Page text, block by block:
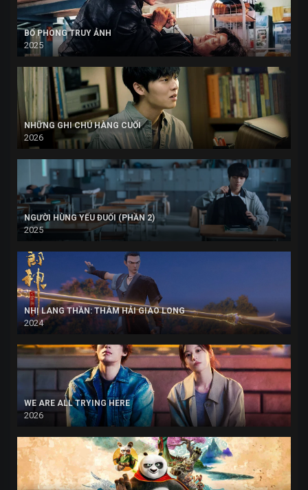
BỔ PHONG TRUY ẢNH
2025
NHỮNG GHI CHÚ HÀNG CUỐI
2026
NGƯỜI HÙNG YẾU ĐUỐI (PHẦN 2)
2025
NHỊ LANG THẦN: THÂM HẢI GIAO LONG
2024
WE ARE ALL TRYING HERE
2026